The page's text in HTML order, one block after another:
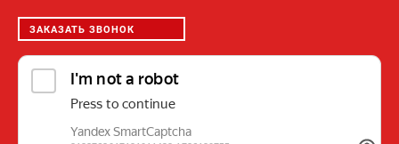
ЗАКАЗАТЬ ЗВОНОК